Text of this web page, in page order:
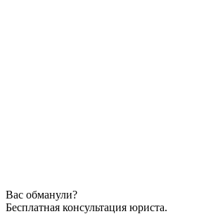
Вас обманули?
Бесплатная консультация юриста.